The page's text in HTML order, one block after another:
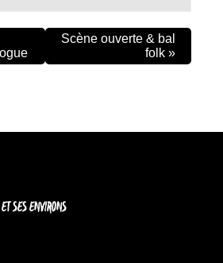
Scène ouverte & bal
folk »
SES ENVIRONS